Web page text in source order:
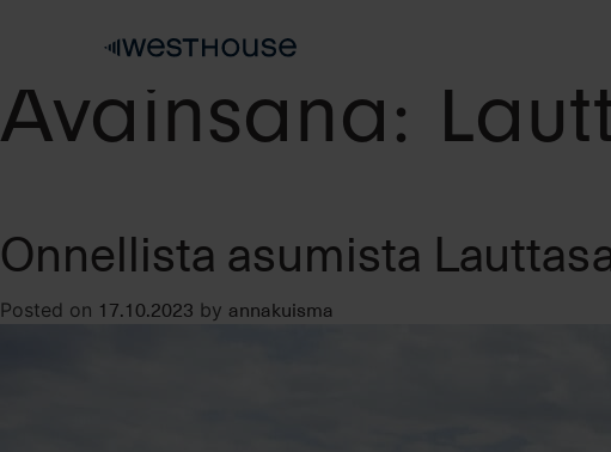
Avainsana:
Onnellista asumista
Posted on 17.10.2023 by annakuisma